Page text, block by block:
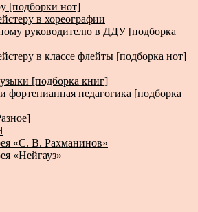
[подборки нот]
в хореографии
руководителю в ДДУ [подборка
в классе флейты [подборка нот]
[подборка книг]
фортепианная педагогика [подборка
«С. В. Рахманинов»
«Нейгауз»